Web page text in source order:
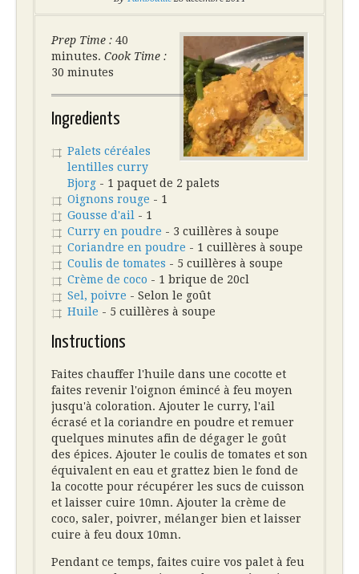
Prep Time : 40
minutes. Cook Time :
30 minutes
Ingredients
Palets céréales
lentilles curry
Bjorg - 1 paquet de 2 palets
Oignons rouge - 1
Gousse d'ail - 1
Curry en poudre - 3 cuillères à soupe
Coriandre en poudre - 1 cuillères à soupe
Coulis de tomates - 5 cuillères à soupe
Crème de coco - 1 brique de 20cl
Sel, poivre - Selon le goût
Huile - 5 cuillères à soupe
Instructions
Faites chauffer l'huile dans une cocotte et
faites revenir l'oignon émincé à feu moyen
jusqu'à coloration. Ajouter le curry, l'ail
écrasé et la coriandre en poudre et remuer
quelques minutes afin de dégager le goût
des épices. Ajouter le coulis de tomates et son
équivalent en eau et grattez bien le fond de
la cocotte pour récupérer les sucs de cuisson
et laisser cuire 10mn. Ajouter la crème de
coco, saler, poivrer, mélanger bien et laisser
cuire à feu doux 10mn.
Pendant ce temps, faites cuire vos palet à feu